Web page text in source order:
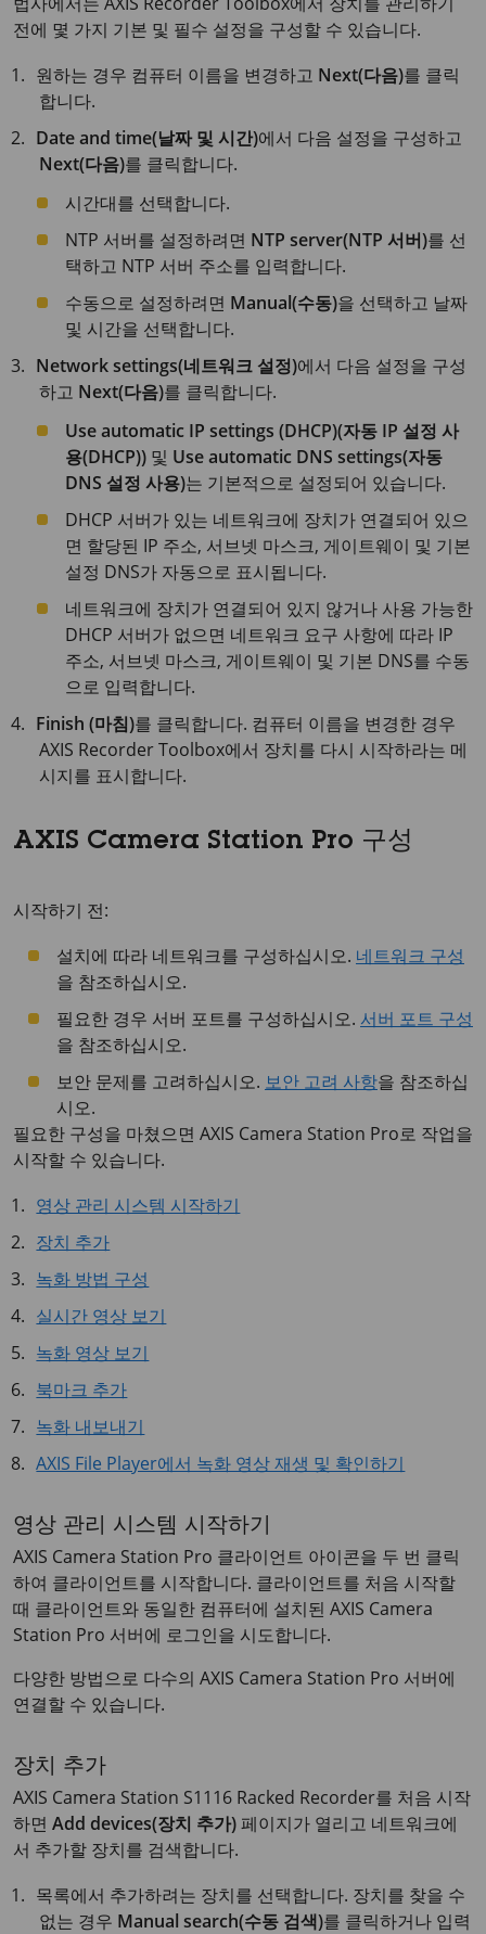
전에 몇 가지 기본 및 필수 설정을 구성할 수 있습니다.
원하는 경우 컴퓨터 이름을 변경하고 Next(다음)를 클릭
합니다.
Date and time(날짜 및 시간)에서 다음 설정을 구성하고
Next(다음)를 클릭합니다.
시간대를 선택합니다.
NTP 서버를 설정하려면 NTP server(NTP 서버)를 선
택하고 NTP 서버 주소를 입력합니다.
수동으로 설정하려면 Manual(수동)을 선택하고 날짜
및 시간을 선택합니다.
Network settings(네트워크 설정)에서 다음 설정을 구성
하고 Next(다음)를 클릭합니다.
Use automatic IP settings (DHCP)(자동 IP 설정 사
용(DHCP)) 및 Use automatic DNS settings(자동
DNS 설정 사용)는 기본적으로 설정되어 있습니다.
DHCP 서버가 있는 네트워크에 장치가 연결되어 있으
면 할당된 IP 주소, 서브넷 마스크, 게이트웨이 및 기본
설정 DNS가 자동으로 표시됩니다.
네트워크에 장치가 연결되어 있지 않거나 사용 가능한
DHCP 서버가 없으면 네트워크 요구 사항에 따라 IP
주소, 서브넷 마스크, 게이트웨이 및 기본 DNS를 수동
으로 입력합니다.
Finish (마침)를 클릭합니다. 컴퓨터 이름을 변경한 경우
AXIS Recorder Toolbox에서 장치를 다시 시작하라는 메
시지를 표시합니다.
AXIS Camera Station Pro 구성
시작하기 전:
설치에 따라 네트워크를 구성하십시오. 네트워크 구성
을 참조하십시오.
필요한 경우 서버 포트를 구성하십시오. 서버 포트 구성
을 참조하십시오.
보안 문제를 고려하십시오. 보안 고려 사항을 참조하십
시오.
필요한 구성을 마쳤으면 AXIS Camera Station Pro로 작업을
시작할 수 있습니다.
영상 관리 시스템 시작하기
장치 추가
녹화 방법 구성
실시간 영상 보기
녹화 영상 보기
북마크 추가
녹화 내보내기
AXIS File Player에서 녹화 영상 재생 및 확인하기
영상 관리 시스템 시작하기
AXIS Camera Station Pro 클라이언트 아이콘을 두 번 클릭
하여 클라이언트를 시작합니다. 클라이언트를 처음 시작할
때 클라이언트와 동일한 컴퓨터에 설치된 AXIS Camera
Station Pro 서버에 로그인을 시도합니다.
다양한 방법으로 다수의 AXIS Camera Station Pro 서버에
연결할 수 있습니다.
장치 추가
AXIS Camera Station S1116 Racked Recorder를 처음 시작
하면 Add devices(장치 추가)페이지가 열리고 네트워크에
서 추가할 장치를 검색합니다.
목록에서 추가하려는 장치를 선택합니다. 장치를 찾을 수
없는 경우 Manual search(수동 검색)를 클릭하거나 입력